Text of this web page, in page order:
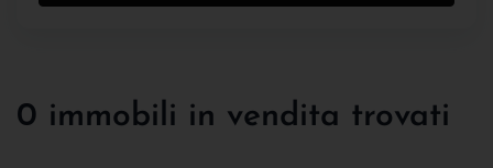
0 immobili in vendita trovati